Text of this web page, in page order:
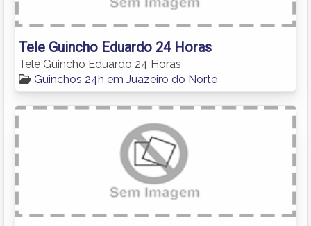
Tele Guincho Eduardo 24 Horas
Tele Guincho Eduardo 24 Horas
Guinchos 24h em Juazeiro do Norte